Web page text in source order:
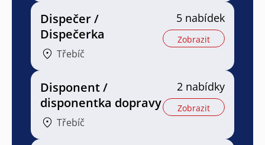
Dispečer /
Dispečerka
Třebíč
5 nabídek
Zobrazit
Disponent /
disponentka dopravy
Třebíč
2 nabídky
Zobrazit